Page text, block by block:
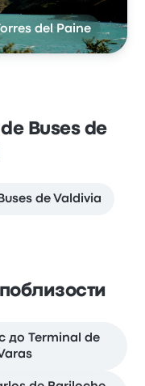
del Paine
Buses de
de Valdivia
до Terminal de